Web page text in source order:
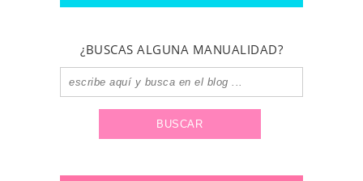
¿BUSCAS ALGUNA MANUALIDAD?